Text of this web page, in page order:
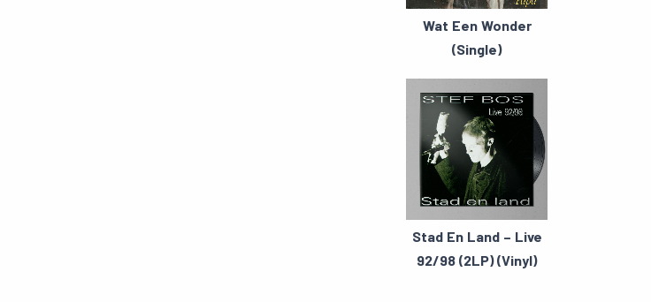
Wat Een Wonder
(Single)
Stad En Land – Live
92/98 (2LP) (Vinyl)